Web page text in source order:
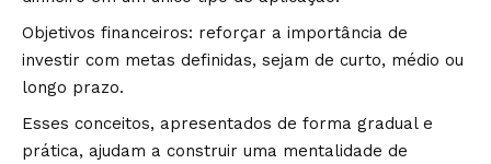
Objetivos financeiros: reforçar a importância de
investir com metas definidas, sejam de curto, médio ou
longo prazo.
Esses conceitos, apresentados de forma gradual e
prática, ajudam a construir uma mentalidade de